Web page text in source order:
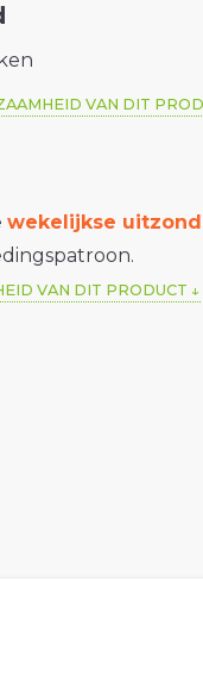
VAN DIT
wekelijkse
VAN DIT PRODUCT